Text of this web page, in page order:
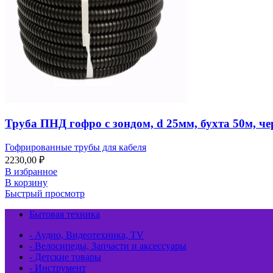
Труба ПНД гофро с зондом, d 25мм, бухта 50м,
Гофрированные трубы для кабеля
2230,00 ₽
В избранное
В корзину
Быстрый просмотр
Бытовая техника
- Аудио, Видеотехника, TV
- Велосипеды, Запчасти и аксессуары
- Детские товары
- Инструмент